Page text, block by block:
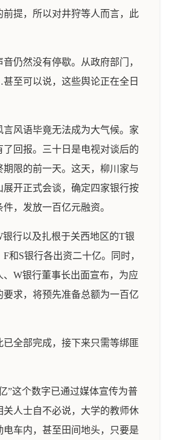
前提，所以对井狩等人而言，此
仍然没有停歇。从政府部门，
至可以说，这些舆论正在全日
言风语毕竟无法成为大气候。家
了回报。三十日是电视对谈后的
期限的前一天。这天，柳川家与
展开正式会谈，确定四家银行按
，发放一百亿元融资。
银行以及扎根于关西地区的T银
和S银行各出资二十亿。同时，
、W银行董事长出面宣布，为应
要求，将预先准备总额为一百亿
已全部完成，接下来只需等绑匪
”这个数字已通过媒体宣传为普
关人士自不必说，大学的教师休
电车内，甚至田间地头，只要是